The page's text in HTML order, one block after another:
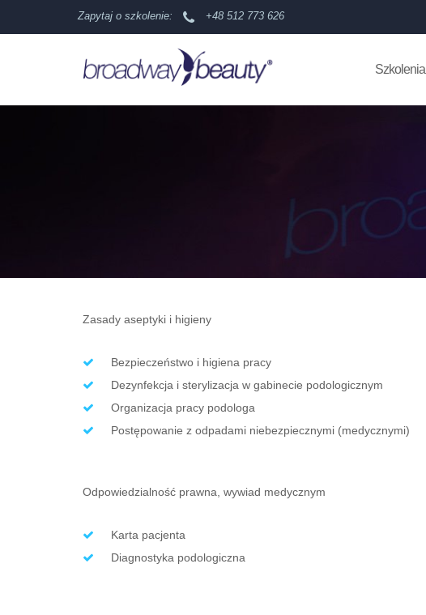
Zapytaj o szkolenie: +48 512 773 626
Szkolenia
Zasady aseptyki i higieny
Bezpieczeństwo i higiena pracy
Dezynfekcja i sterylizacja w gabinecie podologicznym
Organizacja pracy podologa
Postępowanie z odpadami niebezpiecznymi (medycznymi)
Odpowiedzialność prawna, wywiad medycznym
Karta pacjenta
Diagnostyka podologiczna